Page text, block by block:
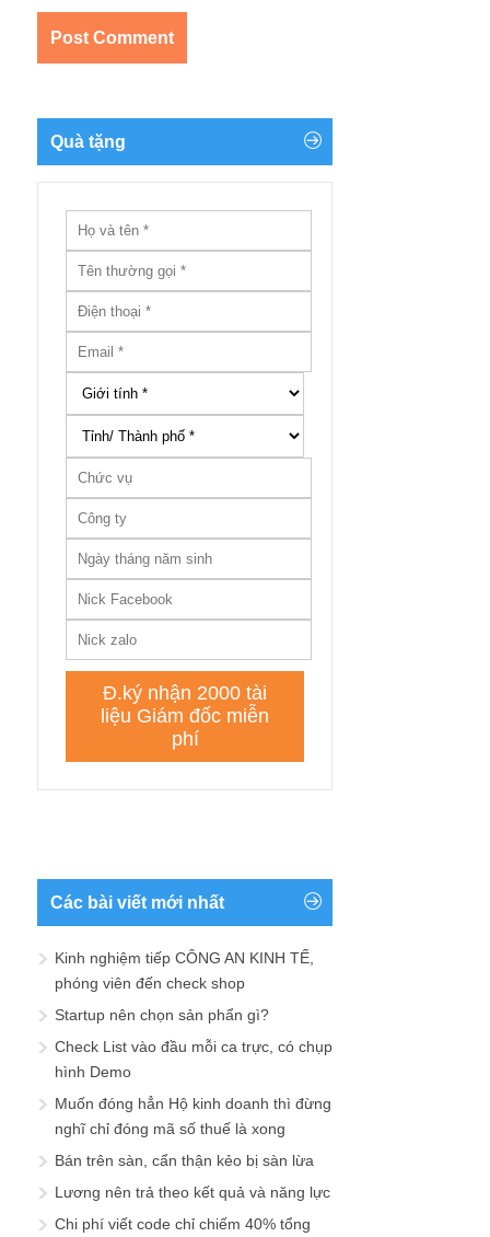
Quà tặng
Các bài viết mới nhất
Kinh nghiệm tiếp CÔNG AN KINH TẾ,
phóng viên đến check shop
Startup nên chọn sản phẩn gì?
Check List vào đầu mỗi ca trực, có chụp
hình Demo
Muốn đóng hẳn Hộ kinh doanh thì đừng
nghĩ chỉ đóng mã số thuế là xong
Bán trên sàn, cẩn thận kẻo bị sàn lừa
Lương nên trả theo kết quả và năng lực
Chi phí viết code chỉ chiếm 40% tổng